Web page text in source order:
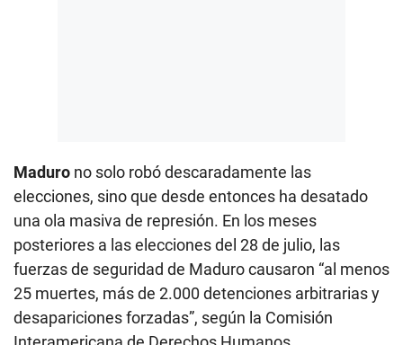
Maduro no solo robó descaradamente las
elecciones, sino que desde entonces ha desatado
una ola masiva de represión. En los meses
posteriores a las elecciones del 28 de julio, las
fuerzas de seguridad de Maduro causaron “al menos
25 muertes, más de 2.000 detenciones arbitrarias y
desapariciones forzadas”, según la Comisión